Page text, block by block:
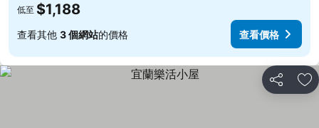
低至 $1,188
查看其他 3 個網站的價格 查看價格
分享 加